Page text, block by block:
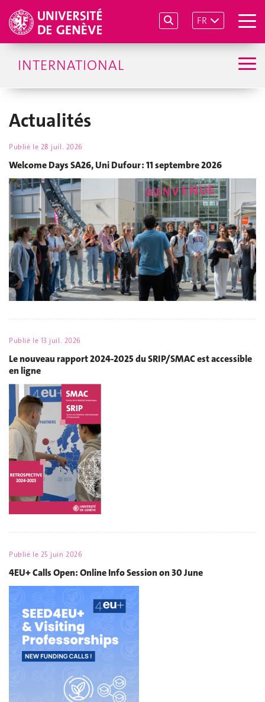
FR
INTERNATIONAL
Actualités
Publié le 28 juil. 2026
Welcome Days SA26, Uni Dufour : 11 septembre 2026
Publié le 13 juil. 2026
Le nouveau rapport 2024-2025 du SRIP/SMAC est accessible
en ligne
Publié le 25 juin 2026
4EU+ Calls Open: Online Info Session on 30 June